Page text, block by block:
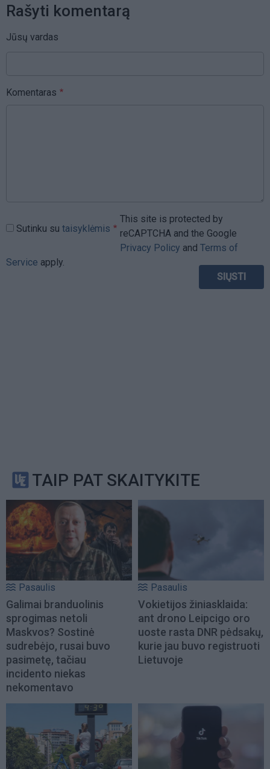
Rašyti komentarą
Jūsų vardas
Komentaras
Sutinku su taisyklėmis
This site is protected by
reCAPTCHA and the Google
Privacy Policy and Terms of
Service apply.
TAIP PAT SKAITYKITE
Pasaulis
Galimai branduolinis
sprogimas netoli
Maskvos? Sostinė
sudrebėjo, rusai buvo
pasimetę, tačiau
incidento niekas
nekomentavo
Pasaulis
Vokietijos žiniasklaida:
ant drono Leipcigo oro
uoste rasta DNR pėdsakų,
kurie jau buvo registruoti
Lietuvoje